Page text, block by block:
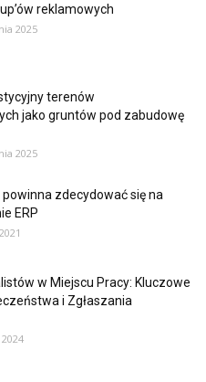
reklamowych
2025
terenów
jako gruntów pod zabudowę
2025
zdecydować się na
ERP
w Miejscu Pracy: Kluczowe
i Zgłaszania